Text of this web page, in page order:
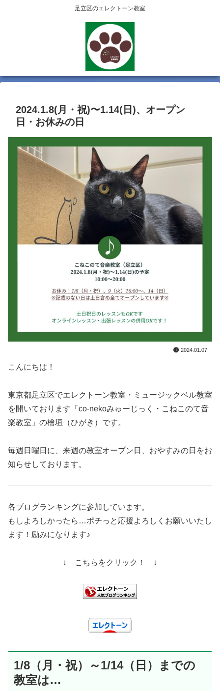
足立区のエレクトーン教室
2024.1.8(月・祝)〜1.14(日)、オープン
日・お休みの日
2024.01.07
こんにちは！
東京都足立区でエレクトーン教室・ミュージックベル教室
を開いております「co-nekoみゅーじっく・こねこのて音
楽教室」の檜垣（ひがき）です。
毎週日曜日に、来週の教室オープン日、おやすみの日をお
知らせしております。
各ブログランキングに参加しています。
もしよろしかったら…ポチっと応援よろしくお願いいたし
ます！励みになります♪
↓ こちらをクリック！ ↓
1/8（月・祝）～1/14（日）までの
教室は…